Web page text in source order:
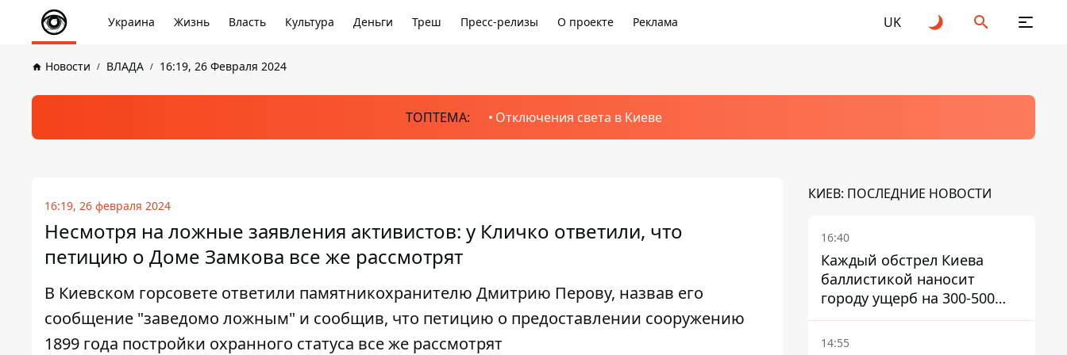
Украина Жизнь Власть Культура Деньги Треш Пресс-релизы О проекте Реклама UK
Новости ВЛАДА 16:19, 26 Февраля 2024
ТОПТЕМА: Отключения света в Киеве
16:19, 26 февраля 2024
Несмотря на ложные заявления активистов: у Кличко ответили, что
петицию о Доме Замкова все же рассмотрят
В Киевском горсовете ответили памятникохранителю Дмитрию Перову, назвав его
сообщение "заведомо ложным" и сообщив, что петицию о предоставлении сооружению
1899 года постройки охранного статуса все же рассмотрят
КИЕВ: ПОСЛЕДНИЕ НОВОСТИ
16:40
Каждый обстрел Киева
баллистикой наносит
городу ущерб на 300-500
миллионов - Петр
Пантелеев
14:55